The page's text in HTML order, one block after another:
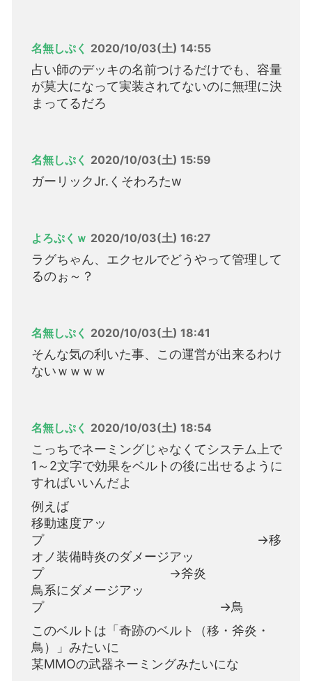
名無しぷく 2020/10/03(土) 14:55
占い師のデッキの名前つけるだけでも、容量
が莫大になって実装されてないのに無理に決
まってるだろ
名無しぷく 2020/10/03(土) 15:59
ガーリックJr.くそわろたw
よろぷくｗ 2020/10/03(土) 16:27
ラグちゃん、エクセルでどうやって管理して
るのぉ～？
名無しぷく 2020/10/03(土) 18:41
そんな気の利いた事、この運営が出来るわけ
ないｗｗｗｗ
名無しぷく 2020/10/03(土) 18:54
こっちでネーミングじゃなくてシステム上で
1～2文字で効果をベルトの後に出せるように
すればいいんだよ
例えば
移動速度アッ
プ →移
オノ装備時炎のダメージアッ
プ →斧炎
鳥系にダメージアッ
プ →鳥
このベルトは「奇跡のベルト（移・斧炎・
鳥）」みたいに
某MMOの武器ネーミングみたいにな